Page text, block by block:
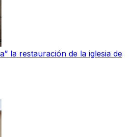
la restauración de la iglesia de